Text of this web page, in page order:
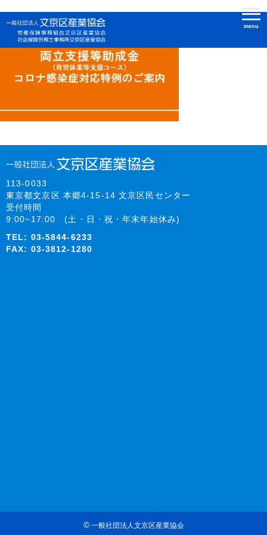
menu
113-0033
東京都文京区 本郷4-15-14 文京区民センター
受付時間
9:00~17:00 (土・日・祝・年末年始休み)
TEL: 03-5844-6233
FAX: 03-3812-1280
©一般社団法人文京区産業協会